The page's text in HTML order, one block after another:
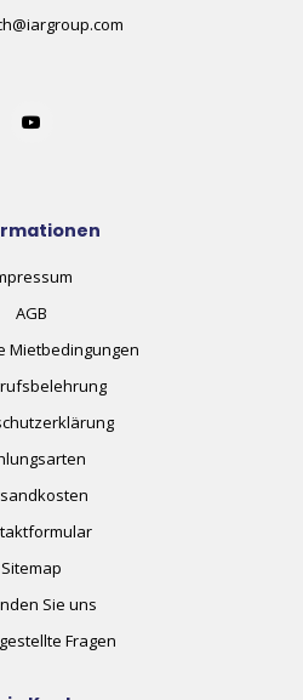
AGB
Mietbedingungen
Sitemap
Sie uns
Fragen